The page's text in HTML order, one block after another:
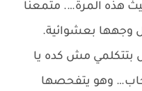
هذه المرة…. متمعناً
وجهها بعشوائية.
بتتكلمي مش كده يا
وهو يتفحصها